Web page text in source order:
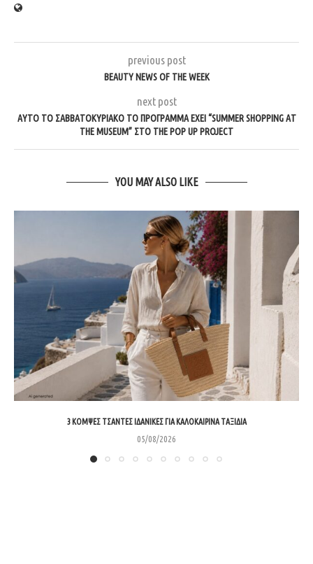
previous post
BEAUTY NEWS OF THE WEEK
next post
ΑΥΤΌ ΤΟ ΣΑΒΒΑΤΟΚΎΡΙΑΚΟ ΤΟ ΠΡΌΓΡΑΜΜΑ ΈΧΕΙ “SUMMER SHOPPING AT
THE MUSEUM” ΣΤΟ THE POP UP PROJECT
YOU MAY ALSO LIKE
3 ΚΟΜΨΈΣ ΤΣΆΝΤΕΣ ΙΔΑΝΙΚΈΣ ΓΙΑ ΚΑΛΟΚΑΙΡΙΝΆ ΤΑΞΊΔΙΑ
05/08/2026